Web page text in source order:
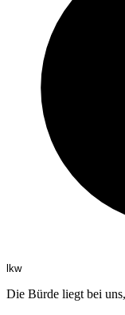
lkw
Die Bürde liegt bei